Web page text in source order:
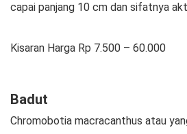
capai panjang 10 cm dan sifatnya
Kisaran Harga Rp 7.500 – 60.000
Badut
Chromobotia macracanthus atau